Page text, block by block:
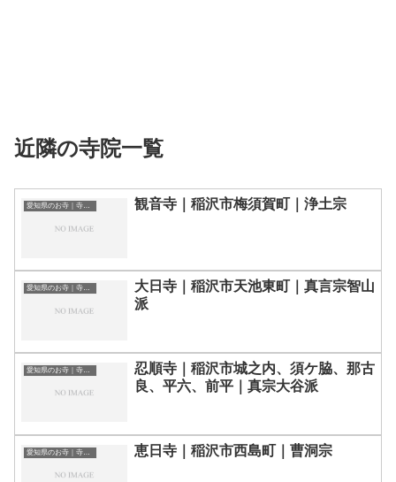
近隣の寺院一覧
愛知県のお寺｜寺院一覧 観音寺｜稲沢市梅須賀町｜浄土宗
愛知県のお寺｜寺院一覧
大日寺｜稲沢市天池東町｜真言宗智山
派
愛知県のお寺｜寺院一覧
忍順寺｜稲沢市城之内、須ケ脇、那古
良、平六、前平｜真宗大谷派
愛知県のお寺｜寺院一覧 恵日寺｜稲沢市西島町｜曹洞宗